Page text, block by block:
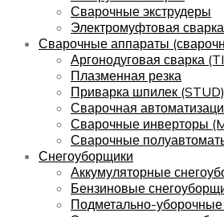
Сварочные экструдеры
Электромуфтовая сварка
Сварочные аппараты
Аргонодуговая сварка
Плазменная резка
Приварка шпилек (STUD)
Сварочная
Сварочные инверторы
Сварочные
Снегоуборщики
Аккумуляторные
Бензиновые
Подметально-